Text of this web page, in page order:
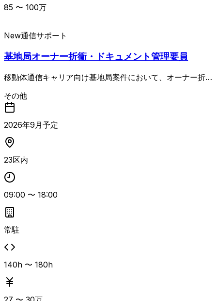
85 〜 100万
New通信サポート
基地局オーナー折衝・ドキュメント管理要員
移動体通信キャリア向け基地局案件において、オーナー折衝
ーナー折衝要員としては、新設基地局の候補物件の洗い出し
や、登記簿・電話帳サイトからのオーナー情報取得、候補地
に対する各種調整業務を行います。 ドキュメント作成・管
理要員としては、候補物件の選定補助、関連資料の作成、ネ
ットを利用した登記簿取得、法規制該当エリアのチェック、
理表の更新などを担当します。 何らかの基地局に関する経
験、勤怠に問題がないこと、コミュニケーション能力が必須
条件となり、基地局オーナー折衝経験や完成図書関連業務、
移動体通信分野での経験があれば尚可です。 東新宿での常
駐勤務で、長期参画を前提としたポジションです。
その他
2026年9 月予定
23区内
09:00 〜 18:00
常駐
140h 〜 180h